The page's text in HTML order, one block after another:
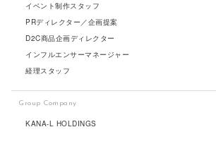
イベント制作スタッフ
PRディレクター／企画提案
D2C商品企画ディレクター
インフルエンサーマネージャー
経理スタッフ
Group Company
KANA-L HOLDINGS